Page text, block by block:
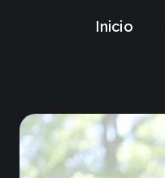
Inicio